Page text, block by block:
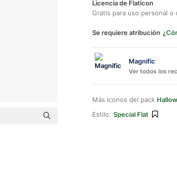
Licencia de Flaticon
Gratis para uso personal o
Se requiere atribución
Magnific
Ver todos los
Más iconos del pack
Estilo: Special Flat